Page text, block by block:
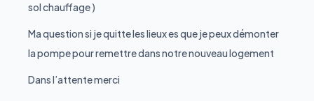
sol chauffage )
Ma question si je quitte les lieux es que je peux démonter
la pompe pour remettre dans notre nouveau logement
Dans l’attente merci